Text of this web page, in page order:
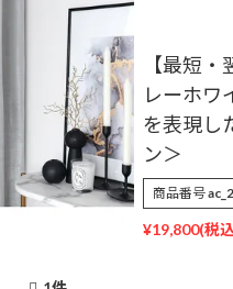
【最短
レーホワ
を表現し
ン＞
商品番号
¥19,800